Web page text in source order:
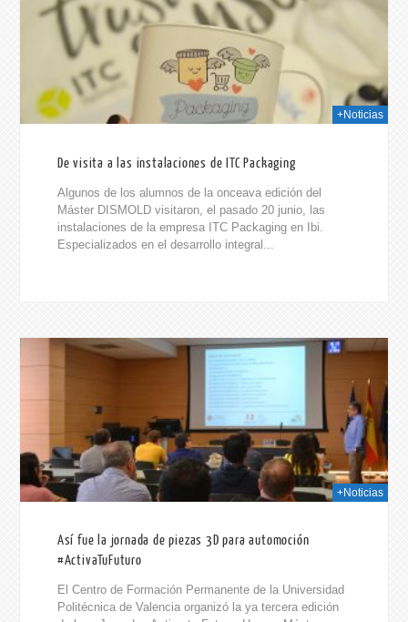
+Noticias
De visita a las instalaciones de ITC Packaging
Algunos de los alumnos de la onceava edición del
Máster DISMOLD visitaron, el pasado 20 junio, las
instalaciones de la empresa ITC Packaging en Ibi.
Especializados en el desarrollo integral...
+Noticias
Así fue la jornada de piezas 3D para automoción
#ActivaTuFuturo
El Centro de Formación Permanente de la Universidad
Politécnica de Valencia organizó la ya tercera edición